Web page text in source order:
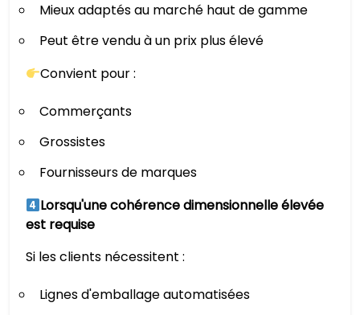
Mieux adaptés au marché haut de gamme
Peut être vendu à un prix plus élevé
Convient pour :
Commerçants
Grossistes
Fournisseurs de marques
Lorsqu'une cohérence dimensionnelle élevée
est requise
Si les clients nécessitent :
Lignes d'emballage automatisées